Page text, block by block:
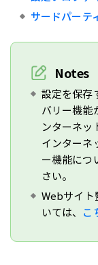
サードパーテ
Notes
設定を保存
バリー機能
ンターネッ
インターネ
ー機能につ
さい。
Webサイト
いては、 こ